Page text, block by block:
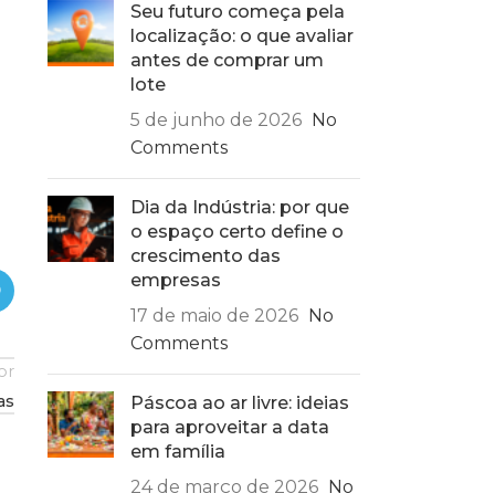
Seu futuro começa pela
localização: o que avaliar
antes de comprar um
lote
5 de junho de 2026 No
Comments
Dia da Indústria: por que
o espaço certo define o
crescimento das
empresas
17 de maio de 2026 No
Comments
Páscoa ao ar livre: ideias
para aproveitar a data
em família
24 de março de 2026 No